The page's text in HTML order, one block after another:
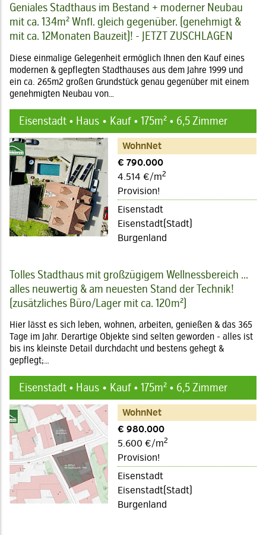
Geniales Stadthaus im Bestand + moderner Neubau
mit ca. 134m² Wnfl. gleich gegenüber. (genehmigt &
mit ca. 12Monaten Bauzeit)! - JETZT ZUSCHLAGEN
Diese einmalige Gelegenheit ermöglich Ihnen den Kauf eines
modernen & gepflegten Stadthauses aus dem Jahre 1999 und
ein ca. 265m2 großen Grundstück genau gegenüber mit einem
genehmigten Neubau von…
Eisenstadt • Haus Kauf • 175m² • 6,5 Zimmer
WohnNet
€ 790.000
4.514 €/m2
Provision!
Eisenstadt
Eisenstadt(Stadt)
Burgenland
Tolles Stadthaus mit großzügigem Wellnessbereich ...
alles neuwertig & am neuesten Stand der Technik!
(zusätzliches Büro/Lager mit ca. 120m²)
Hier lässt es sich leben, wohnen, arbeiten, genießen & das 365
Tage im Jahr. Derartige Objekte sind selten geworden - alles ist
bis ins kleinste Detail durchdacht und bestens gehegt &
gepflegt;…
Eisenstadt • Haus Kauf • 175m² • 6,5 Zimmer
WohnNet
€ 980.000
5.600 €/m2
Provision!
Eisenstadt
Eisenstadt(Stadt)
Burgenland